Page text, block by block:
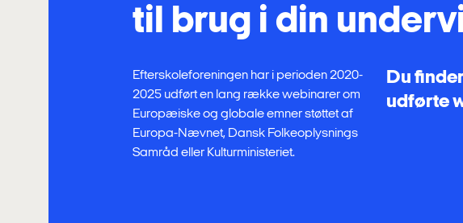
til brug i din
Efterskoleforeningen har i perioden 2020-
2025 udført en lang række webinarer om
Europæiske og globale emner støttet af
Europa-Nævnet, Dansk Folkeoplysnings
Samråd eller Kulturministeriet.
Du
udførte